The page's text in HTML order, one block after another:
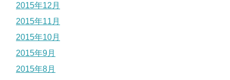
2015年12月
2015年11月
2015年10月
2015年9月
2015年8月